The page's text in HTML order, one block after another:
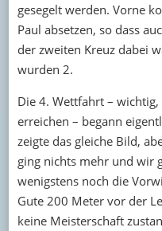
gesegelt werden. Vorne
Paul absetzen, so dass
der zweiten Kreuz dabei
wurden 2.
Die 4. Wettfahrt –
erreichen – begann
zeigte das gleiche Bild,
ging nichts mehr und wir
wenigstens noch die
Gute 200 Meter vor der
keine Meisterschaft